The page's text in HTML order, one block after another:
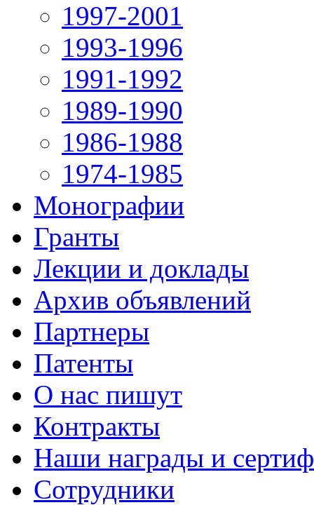
1997-2001
1993-1996
1991-1992
1989-1990
1986-1988
1974-1985
Монографии
Гранты
Лекции и доклады
Архив объявлений
Партнеры
Патенты
О нас пишут
Контракты
Наши награды и
Сотрудники